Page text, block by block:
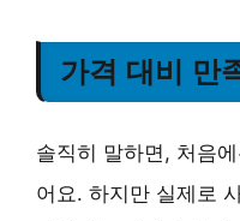
가격 대비 만
솔직히 말하면, 처음
어요. 하지만 실제로